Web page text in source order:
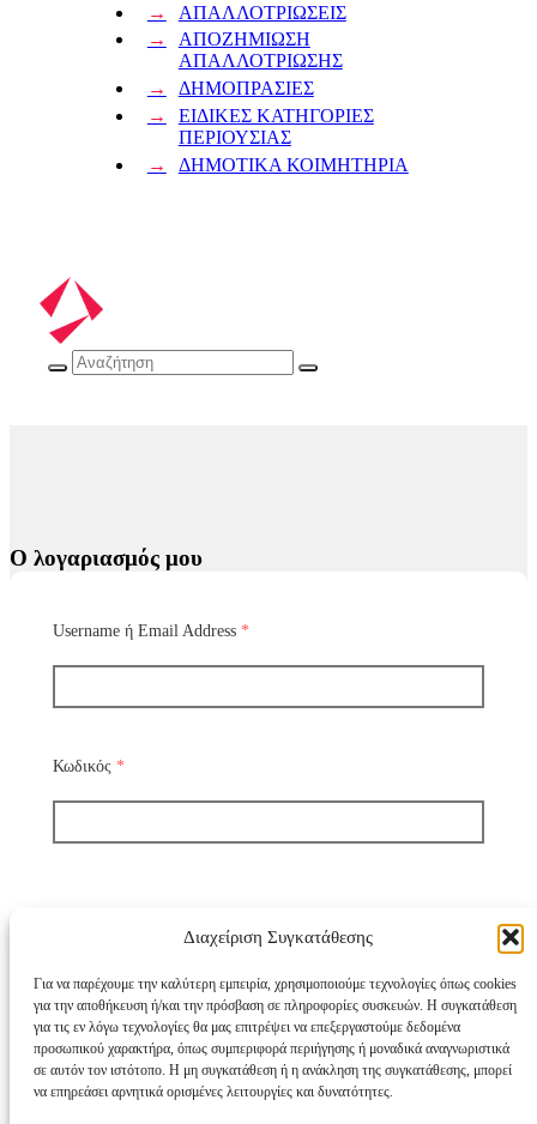
Διαχείριση Συγκατάθεσης
Για να παρέχουμε την καλύτερη εμπειρία, χρησιμοποιούμε τεχνολογίες όπως cookies
για την αποθήκευση ή/και την πρόσβαση σε πληροφορίες συσκευών. Η συγκατάθεση
για τις εν λόγω τεχνολογίες θα μας επιτρέψει να επεξεργαστούμε δεδομένα
προσωπικού χαρακτήρα, όπως συμπεριφορά περιήγησης ή μοναδικά αναγνωριστικά
σε αυτόν τον ιστότοπο. Η μη συγκατάθεση ή η ανάκληση της συγκατάθεσης, μπορεί
να επηρεάσει αρνητικά ορισμένες λειτουργίες και δυνατότητες.
ΑΠΑΛΛΟΤΡΙΩΣΕΙΣ
ΑΠΟΖΗΜΙΩΣΗ
ΑΠΑΛΛΟΤΡΙΩΣΗΣ
ΔΗΜΟΠΡΑΣΙΕΣ
ΕΙΔΙΚΕΣ ΚΑΤΗΓΟΡΙΕΣ
ΠΕΡΙΟΥΣΙΑΣ
ΔΗΜΟΤΙΚΑ ΚΟΙΜΗΤΗΡΙΑ
Ο λογαριασμός μου
Username ή Email Address *
Κωδικός *
Χάσατε τον κωδικό σας;